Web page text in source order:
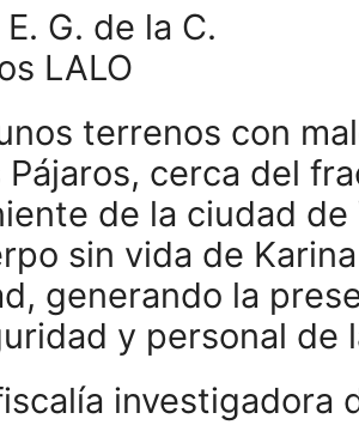
E. G. de la C.
LALO
terrenos con
Pájaros, cerca del
de la ciudad
sin vida de
generando la
y personal de
investigadora